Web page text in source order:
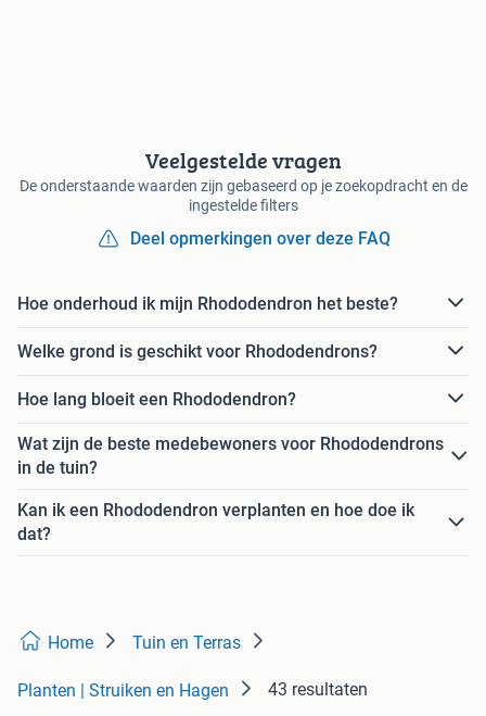
Veelgestelde vragen
De onderstaande waarden zijn gebaseerd op je zoekopdracht en de
ingestelde filters
Deel opmerkingen over deze FAQ
Hoe onderhoud ik mijn Rhododendron het beste?
Welke grond is geschikt voor Rhododendrons?
Hoe lang bloeit een Rhododendron?
Wat zijn de beste medebewoners voor Rhododendrons
in de tuin?
Kan ik een Rhododendron verplanten en hoe doe ik
dat?
Home Tuin en Terras
Planten | Struiken en Hagen 43 resultaten